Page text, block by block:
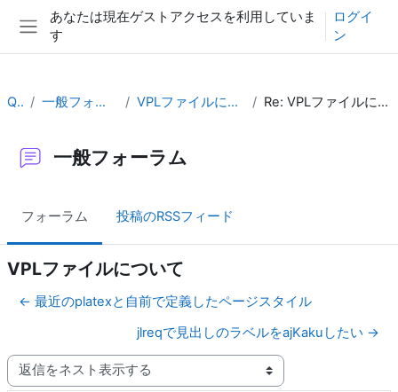
メインコンテンツへスキップする
サイドパネル
あなたは現在ゲストアクセスを利用していま
す
ログイ
ン
QA 一般フォーラム VPLファイルについて Re: VPLファイルについて
一般フォーラム
フォーラム 投稿のRSSフィード
VPLファイルについて
← 最近のplatexと自前で定義したページスタイル
jlreqで見出しのラベルをajKakuしたい →
表示モード